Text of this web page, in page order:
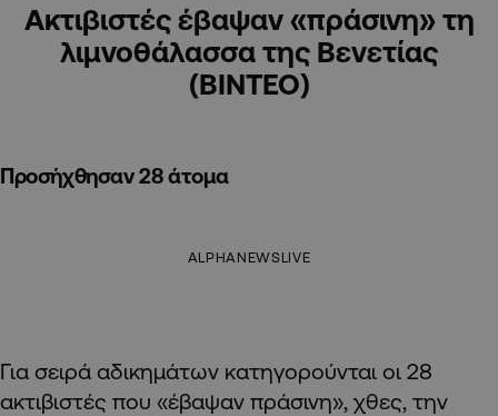
Ακτιβιστές έβαψαν «πράσινη» τη
λιμνοθάλασσα της Βενετίας
(ΒΙΝΤΕΟ)
Προσήχθησαν 28 άτομα
ALPHANEWSLIVE
Για σειρά αδικημάτων κατηγορούνται οι 28
ακτιβιστές που «έβαψαν πράσινη», χθες, την